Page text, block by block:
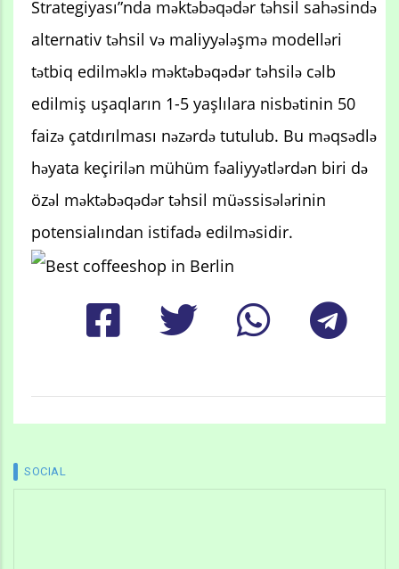
Strategiyası”nda məktəbəqədər təhsil sahəsində
alternativ təhsil və maliyyələşmə modelləri
tətbiq edilməklə məktəbəqədər təhsilə cəlb
edilmiş uşaqların 1-5 yaşlılara nisbətinin 50
faizə çatdırılması nəzərdə tutulub. Bu məqsədlə
həyata keçirilən mühüm fəaliyyətlərdən biri də
özəl məktəbəqədər təhsil müəssisələrinin
potensialından istifadə edilməsidir.
SOCIAL